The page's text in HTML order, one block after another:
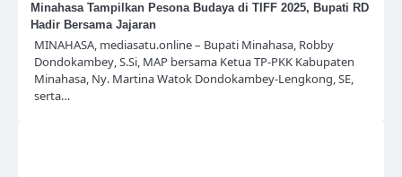
Minahasa Tampilkan Pesona Budaya di TIFF 2025, Bupati RD
Hadir Bersama Jajaran
MINAHASA, mediasatu.online – Bupati Minahasa, Robby
Dondokambey, S.Si, MAP bersama Ketua TP-PKK Kabupaten
Minahasa, Ny. Martina Watok Dondokambey-Lengkong, SE,
serta…